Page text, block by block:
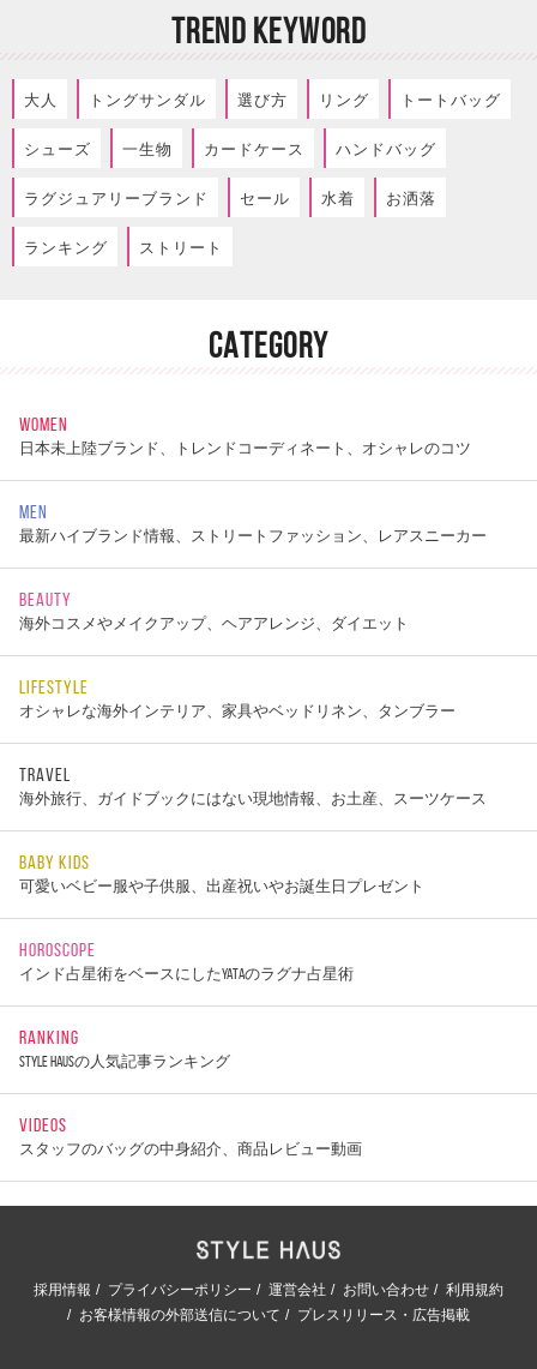
TREND KEYWORD
大人 トングサンダル 選び方 リング トートバッグ
シューズ 一生物 カードケース ハンドバッグ
ラグジュアリーブランド セール 水着 お洒落
ランキング ストリート
CATEGORY
WOMEN
日本未上陸ブランド、トレンドコーディネート、オシャレのコツ
MEN
最新ハイブランド情報、ストリートファッション、レアスニーカー
BEAUTY
海外コスメやメイクアップ、ヘアアレンジ、ダイエット
LIFESTYLE
オシャレな海外インテリア、家具やベッドリネン、タンブラー
TRAVEL
海外旅行、ガイドブックにはない現地情報、お土産、スーツケース
BABY KIDS
可愛いベビー服や子供服、出産祝いやお誕生日プレゼント
HOROSCOPE
インド占星術をベースにしたYATAのラグナ占星術
RANKING
STYLE HAUSの人気記事ランキング
VIDEOS
スタッフのバッグの中身紹介、商品レビュー動画
採用情報 プライバシーポリシー 運営会社 お問い合わせ
利用規約
お客様情報の外部送信について
プレスリリース・広告掲載